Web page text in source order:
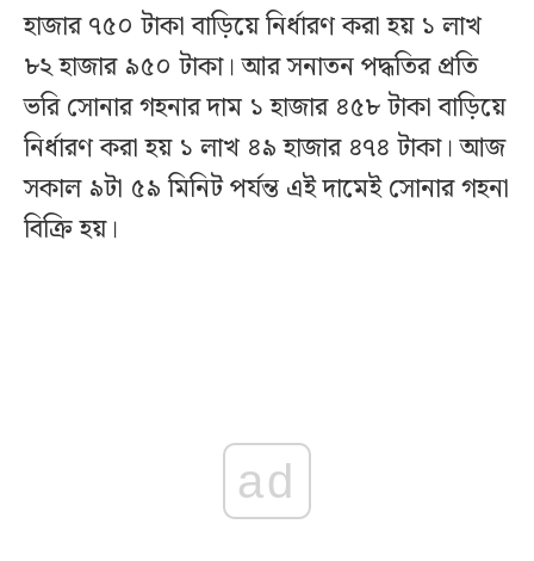
হাজার ৭৫০ টাকা বাড়িয়ে নির্ধারণ করা হয় ১ লাখ
৮২ হাজার ৯৫০ টাকা। আর সনাতন পদ্ধতির প্রতি
ভরি সোনার গহনার দাম ১ হাজার ৪৫৮ টাকা বাড়িয়ে
নির্ধারণ করা হয় ১ লাখ ৪৯ হাজার ৪৭৪ টাকা। আজ
সকাল ৯টা ৫৯ মিনিট পর্যন্ত এই দামেই সোনার গহনা
বিক্রি হয়।
ad